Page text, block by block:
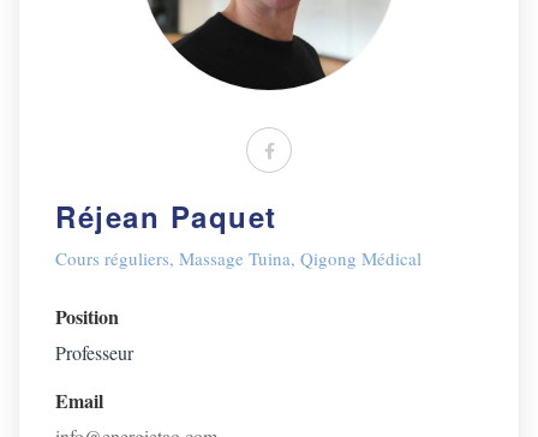
Réjean Paquet
Cours réguliers, Massage Tuina, Qigong Médical
Position
Professeur
Email